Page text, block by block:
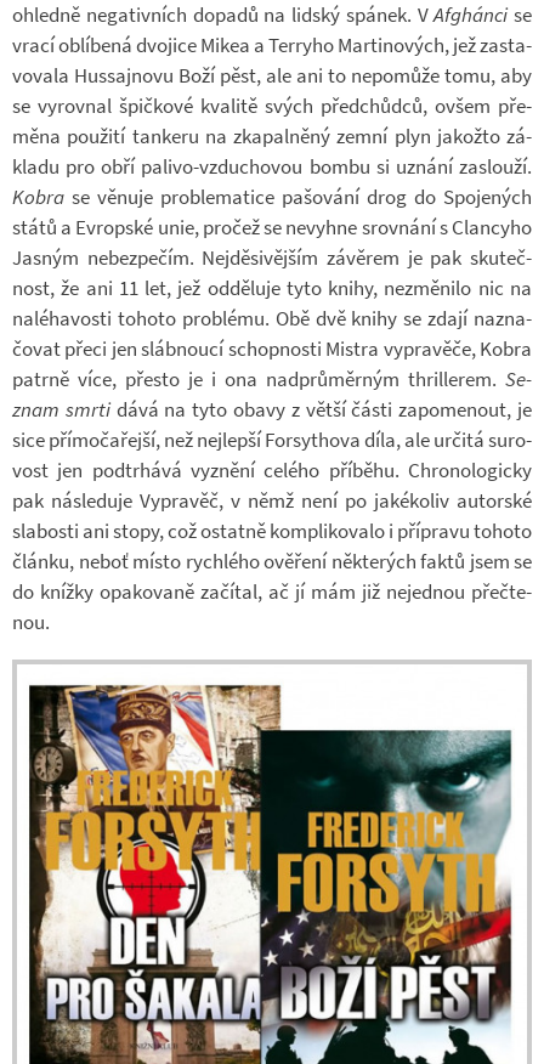
ohledně ne­ga­tiv­ních do­padů na lid­ský spá­nek. VAf­ghánci se
vrací ob­lí­bená dvo­jice Mikea a Terryho Mar­ti­no­vých, jež za­sta­
vo­vala Hussaj­novu Boží pěst, ale ani to ne­po­může tomu, aby
se vy­rov­nal špič­kové kva­litě svých před­chůdců, ovšem pře­
měna po­u­žití tan­keru na zka­pal­něný zemní plyn ja­kožto zá­
kladu pro obří palivo-​vzduchovou bombu si uznání za­slouží.
Kobra se vě­nuje pro­ble­ma­tice pa­šo­vání drog do Spo­je­ných
států a Ev­rop­ské unie, pro­čež se ne­vy­hne srov­nání s Clan­cyho
Jas­ným ne­bez­pe­čím. Nejdě­si­věj­ším zá­vě­rem je pak sku­teč­
nost, že ani 11 let, jež od­dě­luje tyto knihy, ne­změ­nilo nic na
na­lé­ha­vosti to­hoto pro­blému. Obě dvě knihy se zdají na­zna­
čo­vat přeci jen sláb­noucí schop­nosti Mi­s­tra vy­pra­věče, Kobra
pa­trně více, přesto je i ona nad­prů­měr­ným thrille­rem. Se­
znam smrtidává na tyto obavy z větší části za­po­me­nout, je
sice pří­mo­ča­řejší, než nej­lepší For­sy­thova díla, ale ur­čitá su­ro­
vost jen pod­tr­hává vy­znění ce­lého pří­běhu. Chro­no­lo­gicky
pak ná­sle­duje Vy­pra­věč, v němž není po ja­ké­ko­liv au­tor­ské
sla­bosti ani stopy, což ostatně kom­pli­ko­valo i pří­pravu to­hoto
článku, neboť místo rych­lého ově­ření ně­kte­rých faktů jsem se
do knížky opa­ko­vaně za­čí­tal, ač jí mám již ne­jed­nou pře­čte­
nou.